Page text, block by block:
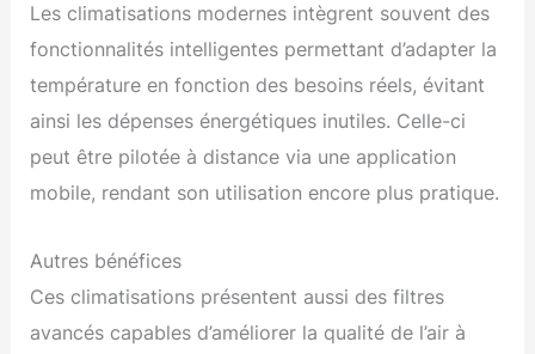
Les climatisations modernes intègrent souvent des
fonctionnalités intelligentes permettant d’adapter la
température en fonction des besoins réels, évitant
ainsi les dépenses énergétiques inutiles. Celle-ci
peut être pilotée à distance via une application
mobile, rendant son utilisation encore plus pratique.
Autres bénéfices
Ces climatisations présentent aussi des filtres
avancés capables d’améliorer la qualité de l’air à